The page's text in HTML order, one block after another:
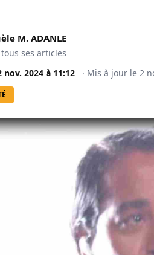
M. ADANLE
ses articles
nov. 2024 à 11:12 · Mis à jour le 2